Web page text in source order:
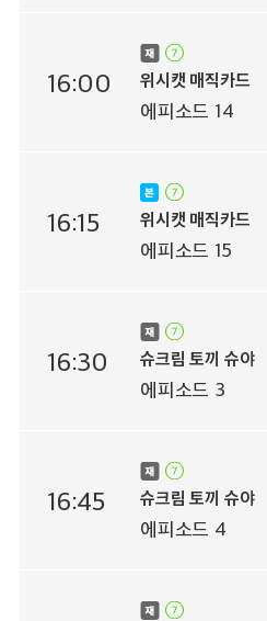
16:00 위시캣 매직카드
에피소드 14
16:15 위시캣 매직카드
에피소드 15
16:30 슈크림 토끼 슈야
에피소드 3
16:45 슈크림 토끼 슈야
에피소드 4